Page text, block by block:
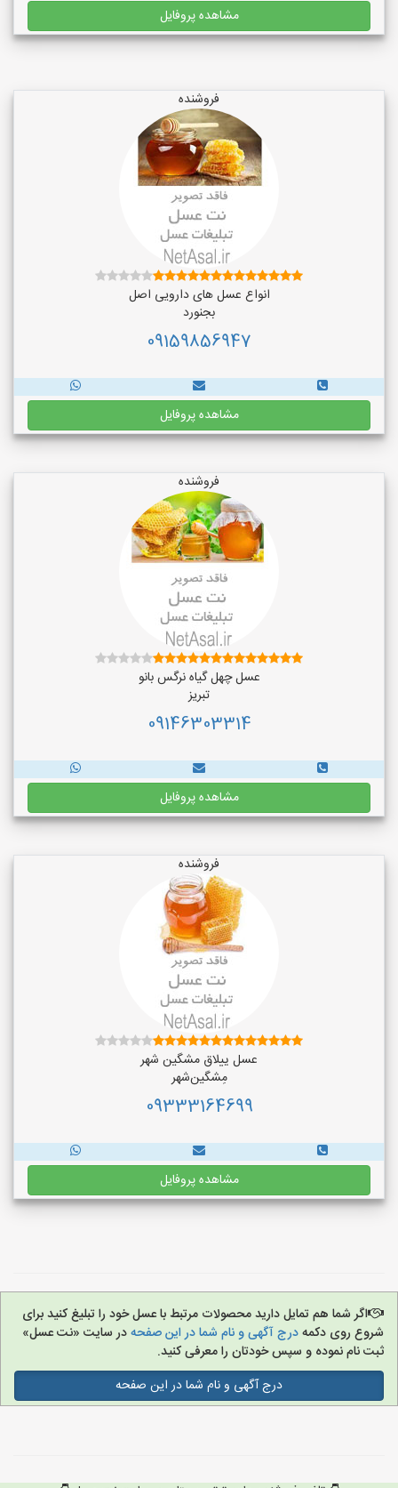
مشاهده پروفایل
فروشنده
انواع عسل های دارویی اصل
بجنورد
09159856947
مشاهده پروفایل
فروشنده
عسل چهل گیاه نرگس بانو
تبریز
09146303314
مشاهده پروفایل
فروشنده
عسل ییلاق مشگین شهر
مِشگین‌شهر
09333164699
مشاهده پروفایل
اگر شما هم تمایل دارید محصولات مرتبط با عسل خود را تبلیغ کنید برای
شروع روی دکمهدرج آگهی و نام شما در این صفحهدر سایت «نت عسل»
ثبت نام نموده و سپس خودتان را معرفی کنید.
درج آگهی و نام شما در این صفحه